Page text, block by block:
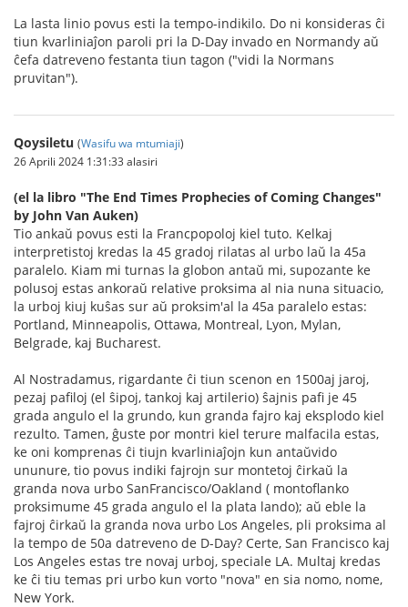
La lasta linio povus esti la tempo-indikilo. Do ni konsideras ĉi
tiun kvarliniaĵon paroli pri la D-Day invado en Normandy aŭ
ĉefa datreveno festanta tiun tagon ("vidi la Normans
pruvitan").
Qoysiletu (Wasifu wa mtumiaji)
26 Aprili 2024 1:31:33 alasiri
(el la libro "The End Times Prophecies of Coming Changes"
by John Van Auken)
Tio ankaŭ povus esti la Francpopoloj kiel tuto. Kelkaj
interpretistoj kredas la 45 gradoj rilatas al urbo laŭ la 45a
paralelo. Kiam mi turnas la globon antaŭ mi, supozante ke
polusoj estas ankoraŭ relative proksima al nia nuna situacio,
la urboj kiuj kuŝas sur aŭ proksim'al la 45a paralelo estas:
Portland, Minneapolis, Ottawa, Montreal, Lyon, Mylan,
Belgrade, kaj Bucharest.
Al Nostradamus, rigardante ĉi tiun scenon en 1500aj jaroj,
pezaj pafiloj (el ŝipoj, tankoj kaj artilerio) ŝajnis pafi je 45
grada angulo el la grundo, kun granda fajro kaj eksplodo kiel
rezulto. Tamen, ĝuste por montri kiel terure malfacila estas,
ke oni komprenas ĉi tiujn kvarliniaĵojn kun antaŭvido
ununure, tio povus indiki fajrojn sur montetoj ĉirkaŭ la
granda nova urbo SanFrancisco/Oakland ( montoflanko
proksimume 45 grada angulo el la plata lando); aŭ eble la
fajroj ĉirkaŭ la granda nova urbo Los Angeles, pli proksima al
la tempo de 50a datreveno de D-Day? Certe, San Francisco kaj
Los Angeles estas tre novaj urboj, speciale LA. Multaj kredas
ke ĉi tiu temas pri urbo kun vorto "nova" en sia nomo, nome,
New York.